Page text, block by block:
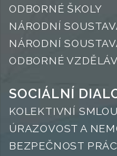
ODBORNÉ ŠKOLY
NÁRODNÍ
NÁRODNÍ
ODBORNÉ
SOCIÁLNÍ
KOLEKTIVNÍ
ÚRAZOVOST A
BEZPEČNOST